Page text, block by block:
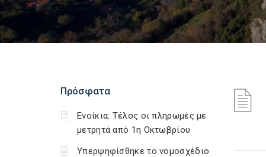
Πρόσφατα
Ενοίκια: Τέλος οι πληρωμές με
μετρητά από 1η Οκτωβρίου
Υπερψηφίσθηκε το νομοσχέδιο